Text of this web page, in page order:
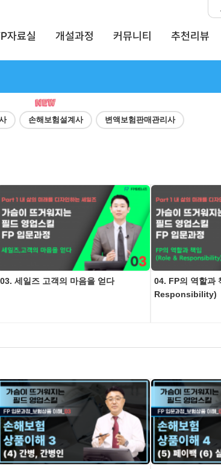
자료실 개설과정 커뮤니티 추천리뷰
손해보험설계사 변액보험판매관리사
03. 세일즈 고객의 마음을 얻다
04. FP의 역할과
Responsibility)